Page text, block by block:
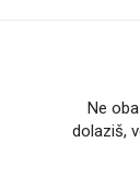
Ne
dolaziš,